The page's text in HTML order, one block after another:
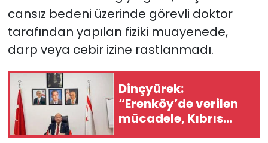
cansız bedeni üzerinde görevli doktor
tarafından yapılan fiziki muayenede,
darp veya cebir izine rastlanmadı.
Dinçyürek:
“Erenköy’de verilen
mücadele, Kıbrıs
Türk halkının
Politika
SAĞLIK
Spor
Teknoloji